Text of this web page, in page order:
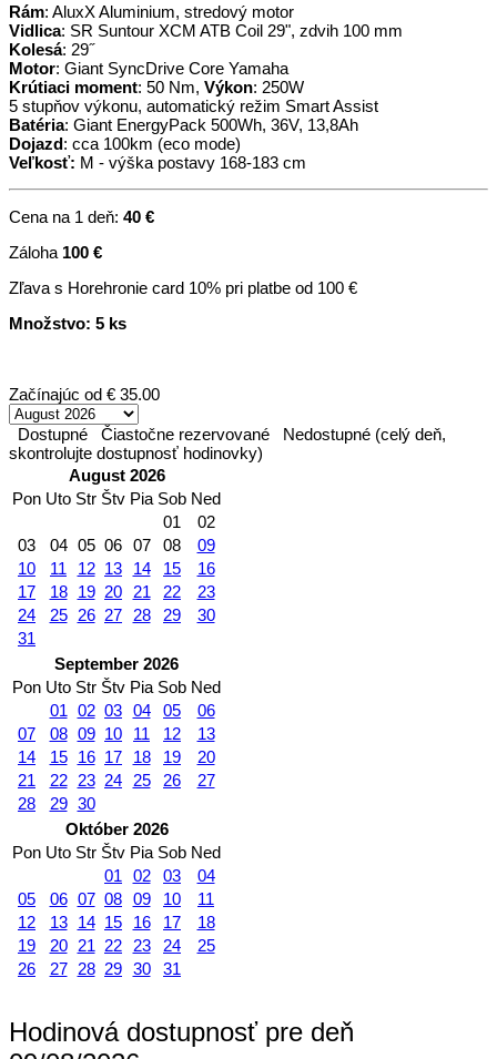
Rám: AluxX Aluminium, stredový motor
Vidlica: SR Suntour XCM ATB Coil 29", zdvih 100 mm
Kolesá: 29˝
Motor: Giant SyncDrive Core Yamaha
Krútiaci moment: 50 Nm, Výkon: 250W
5 stupňov výkonu, automatický režim Smart Assist
Batéria: Giant EnergyPack 500Wh, 36V, 13,8Ah
Dojazd: cca 100km (eco mode)
Veľkosť: M - výška postavy 168-183 cm
Cena na 1 deň: 40 €
Záloha 100 €
Zľava s Horehronie card 10% pri platbe od 100 €
Množstvo: 5 ks
Začínajúc od € 35.00
Dostupné Čiastočne rezervované
Nedostupné (celý deň,
skontrolujte dostupnosť hodinovky)
August 2026
Pon Uto Str Štv Pia Sob Ned
01
02
03
04 05 06 07 08
09
10
11 12 13 14 15
16
17
18 19 20 21 22
23
24
25 26 27 28 29
30
31
September 2026
Pon Uto Str Štv Pia Sob Ned
01 02 03 04 05
06
07
08 09 10 11 12
13
14
15 16 17 18 19
20
21
22 23 24 25 26
27
28
29 30
Október 2026
Pon Uto Str Štv Pia Sob Ned
01
02 03
04
05
06 07 08 09 10
11
12
13 14 15 16 17
18
19
20 21 22 23 24
25
26
27 28 29 30 31
Hodinová dostupnosť pre deň